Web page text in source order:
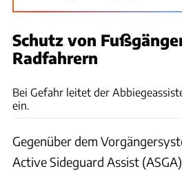
Schutz von
Radfahrern
Bei Gefahr leitet der
ein.
Gegenüber dem
Active Sideguard Assist